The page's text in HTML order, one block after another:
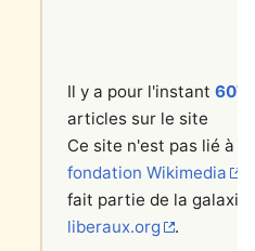
Il y a pour l'instant 607
articles sur le site
Ce site n'est pas lié à la
fondation Wikimedia
fait partie de la galaxie
liberaux.org
.